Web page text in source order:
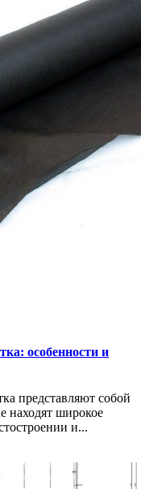
особенности и
представляют собой
находят широкое
и...